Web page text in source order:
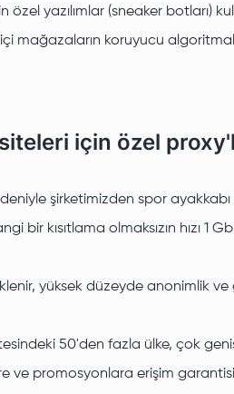
yazılımlar (sneaker botları)
mağazaların koruyucu
için özel
şirketimizden spor
bir kısıtlama olmaksızın hızı
yüksek düzeyde anonimlik
50'den fazla ülke, çok
ve promosyonlara erişim